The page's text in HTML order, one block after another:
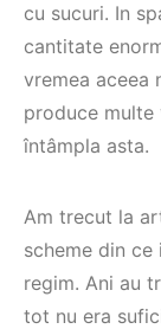
cu sucuri. In
cantitate
vremea aceea
produce multe
întâmpla asta.
Am trecut la
scheme din
regim. Ani au
tot nu era